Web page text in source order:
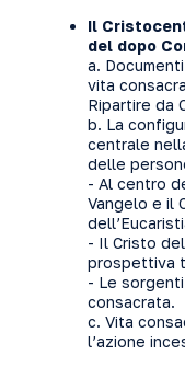
Il
del dopo
a.
vita
Ripartire da
b. La
centrale
delle
- Al centro
Vangelo e il
- Il Cristo
prospettiva
- Le
consacrata.
c. Vita
l’azione